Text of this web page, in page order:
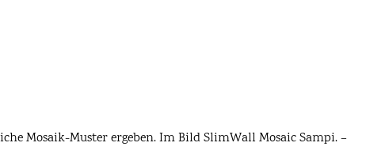
Mosaik-Muster ergeben. Im Bild SlimWall Mosaic Sampi. –